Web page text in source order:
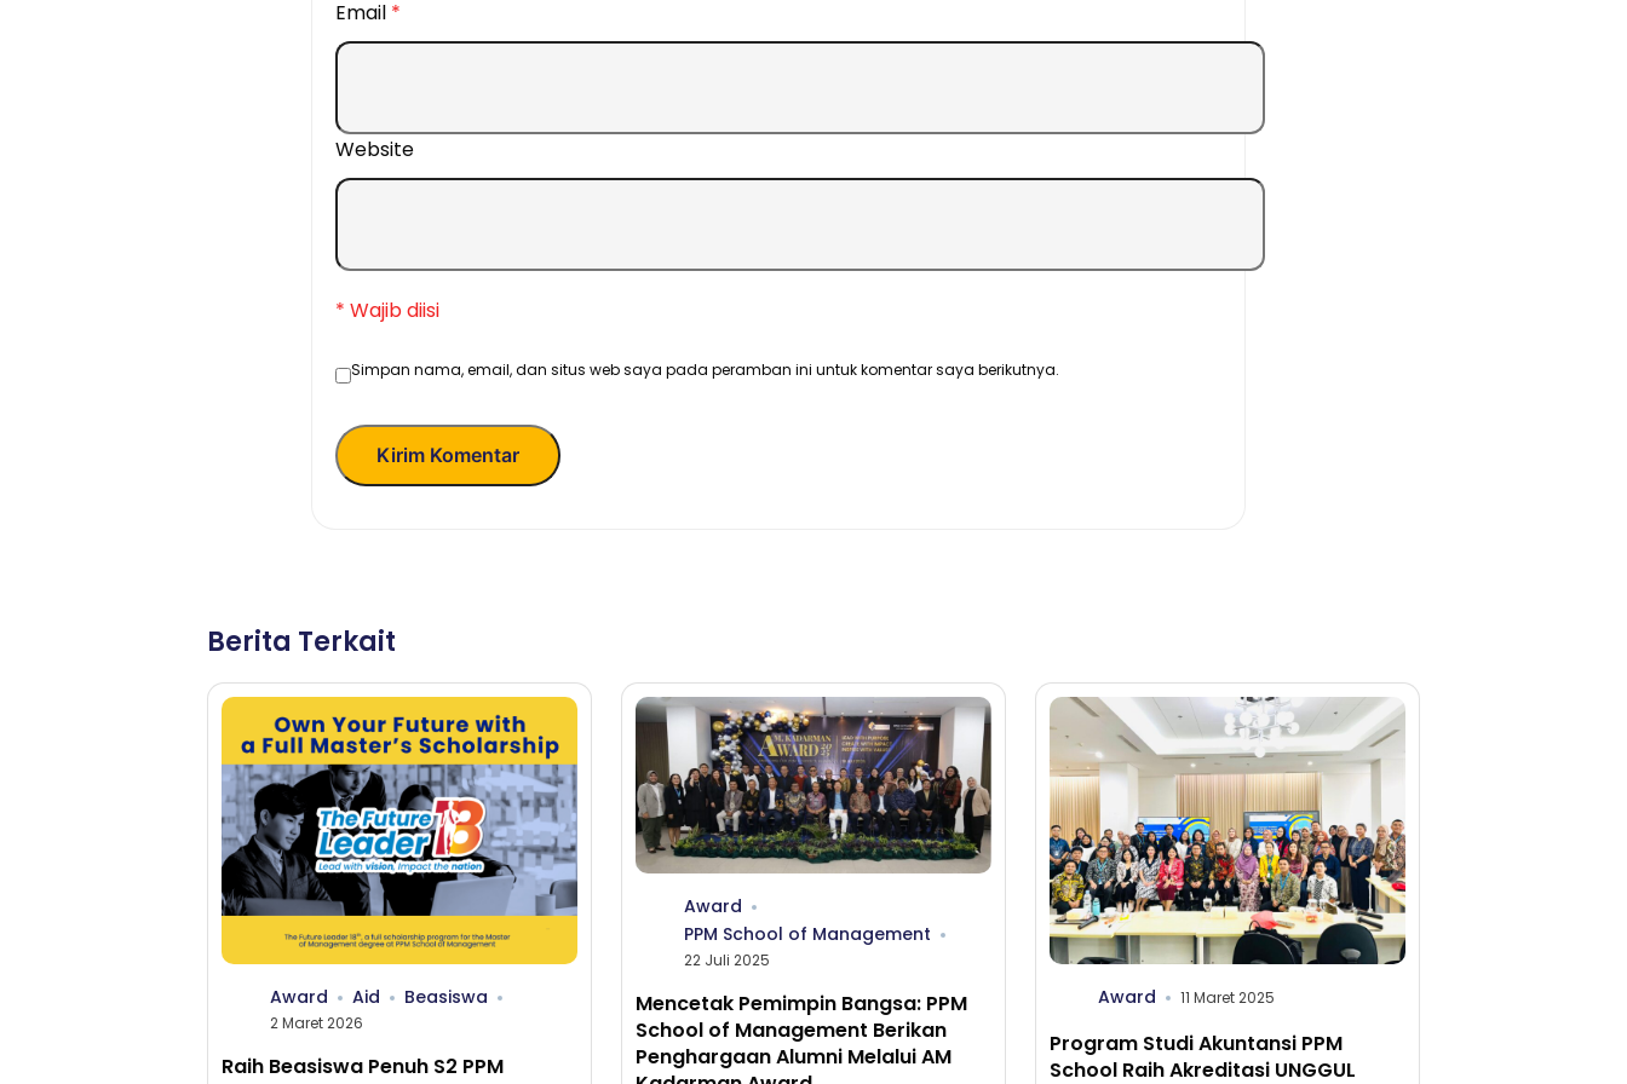
Email *
Website
* Wajib diisi
Simpan nama, email, dan situs web saya pada peramban ini untuk komentar saya berikutnya.
Kirim Komentar
Berita Terkait
Award Aid Beasiswa
2 Maret 2026
Raih Beasiswa Penuh S2 PPM
Award
PPM School of Management
22 Juli 2025
Mencetak Pemimpin Bangsa: PPM
School of Management Berikan
Penghargaan Alumni Melalui AM
Award 11 Maret 2025
Program Studi Akuntansi PPM
School Raih Akreditasi UNGGUL